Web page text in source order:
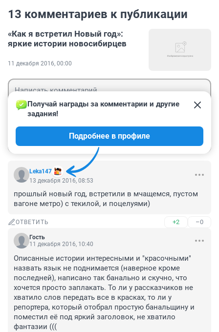
13 комментариев к публикации
«Как я встретил Новый год»:
яркие истории новосибирцев
11 декабря 2016, 00:00
Leka147
Получай награды за комментарии и другие
задания!
Подробнее в профиле
13 декабря 2016, 08:53
прошлый новый год, встретили в мчащемся, пустом
вагоне метро) с текилой, и поцелуями)
ОТВЕТИТЬ +2 –0
Гость
11 декабря 2016, 10:40
Описанные истории интересными и "красочными"
назвать язык не поднимается (наверное кроме
последней), написано так банально и скучно, что
хочется просто заплакать. То ли у рассказчиков не
хватило слов передать все в красках, то ли у
репортера, который отобрал простую банальщину и
поместил её под яркий заголовок, не хватило
фантазии (((